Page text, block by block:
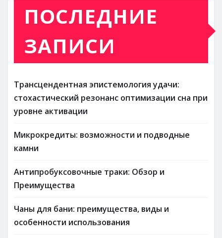
ПОСЛЕДНИЕ
ЗАПИСИ
Трансцендентная эпистемология удачи:
стохастический резонанс оптимизации сна при
уровне активации
Микрокредиты: возможности и подводные
камни
Антипробуксовочные траки: Обзор и
Преимущества
Чаны для бани: преимущества, виды и
особенности использования